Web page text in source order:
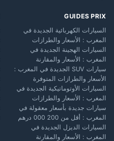
GUIDES PRIX
السيارات الكهربائية الجديدة في
المغرب : الأسعار والطرازات
السيارات الهجينة الجديدة في
المغرب : الأسعار والمقارنة
سيارات SUV الجديدة في المغرب :
الأسعار والطرازات المتوفرة
السيارات الأوتوماتيكية الجديدة في
المغرب : الأسعار والطرازات
سيارات جديدة بأسعار معقولة في
المغرب : أقل من 200 000 درهم
السيارات الديزل الجديدة في
المغرب : الأسعار والمقارنة